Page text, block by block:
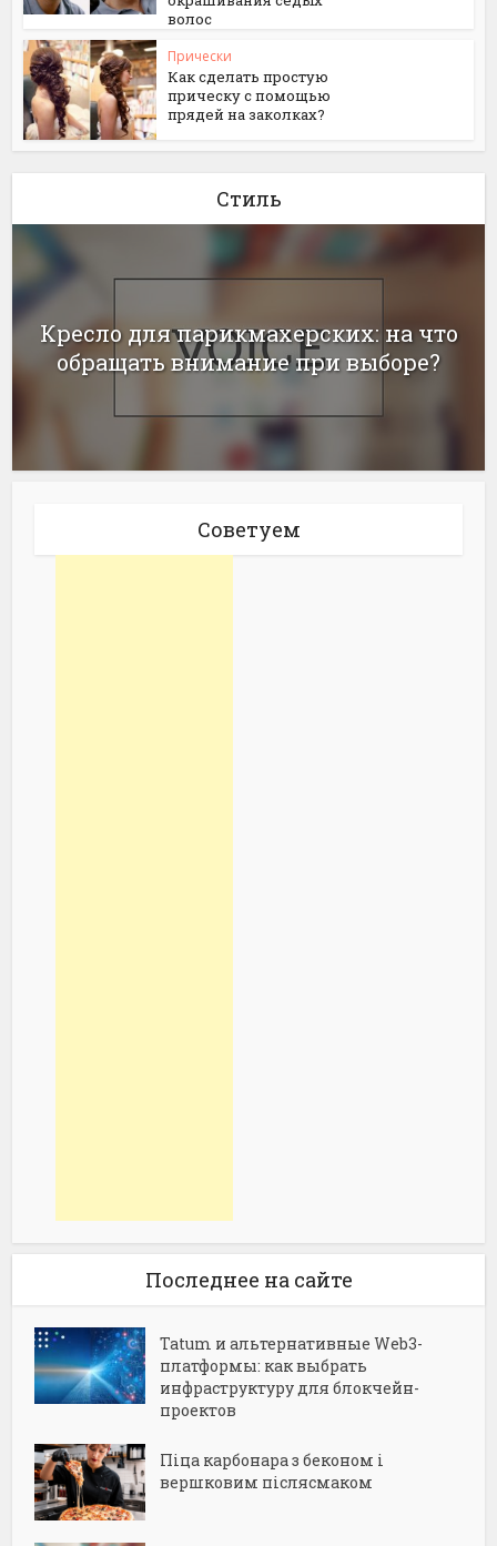
волос
Прически
Как сделать простую
прическу с помощью
прядей на заколках?
Стиль
Кресло для парикмахерских: на что
обращать внимание при выборе?
Советуем
Последнее на сайте
Tatum и альтернативные Web3-
платформы: как выбрать
инфраструктуру для блокчейн-
проектов
Піца карбонара з беконом і
вершковим післясмаком